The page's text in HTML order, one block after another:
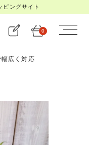
ピングサイト
広く対応
0